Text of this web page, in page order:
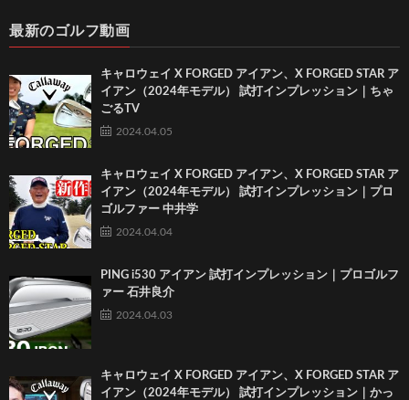
最新のゴルフ動画
キャロウェイ X FORGED アイアン、X FORGED STAR ア
イアン（2024年モデル） 試打インプレッション｜ちゃ
ごるTV
2024.04.05
キャロウェイ X FORGED アイアン、X FORGED STAR ア
イアン（2024年モデル） 試打インプレッション｜プロ
ゴルファー 中井学
2024.04.04
PING i530 アイアン 試打インプレッション｜プロゴルフ
ァー 石井良介
2024.04.03
キャロウェイ X FORGED アイアン、X FORGED STAR ア
イアン（2024年モデル） 試打インプレッション｜かっ